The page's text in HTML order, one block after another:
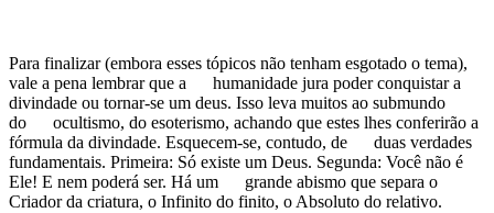
Para finalizar (embora esses tópicos não tenham esgotado o tema),
vale a pena lembrar que a humanidade jura poder conquistar a
divindade ou tornar-se um deus. Isso leva muitos ao submundo
do ocultismo, do esoterismo, achando que estes lhes conferirão a
fórmula da divindade. Esquecem-se, contudo, de duas verdades
fundamentais. Primeira: Só existe um Deus. Segunda: Você não é
Ele! E nem poderá ser. Há um grande abismo que separa o
Criador da criatura, o Infinito do finito, o Absoluto do relativo.